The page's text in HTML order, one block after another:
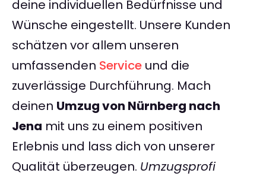
deine individuellen Bedürfnisse und
Wünsche eingestellt. Unsere Kunden
schätzen vor allem unseren
umfassenden Service und die
zuverlässige Durchführung. Mach
deinen Umzug von Nürnberg nach
Jena mit uns zu einem positiven
Erlebnis und lass dich von unserer
Qualität überzeugen. Umzugsprofi